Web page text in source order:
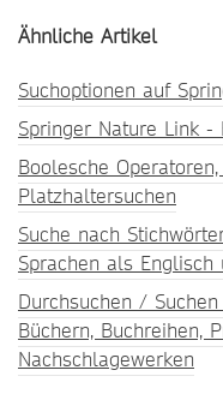
Ähnliche Artikel
Suchoptionen auf
Springer Nature Link -
Boolesche
Platzhaltersuchen
Suche nach
Sprachen als Englisch
Durchsuchen /
Büchern, Buchreihen,
Nachschlagewerken